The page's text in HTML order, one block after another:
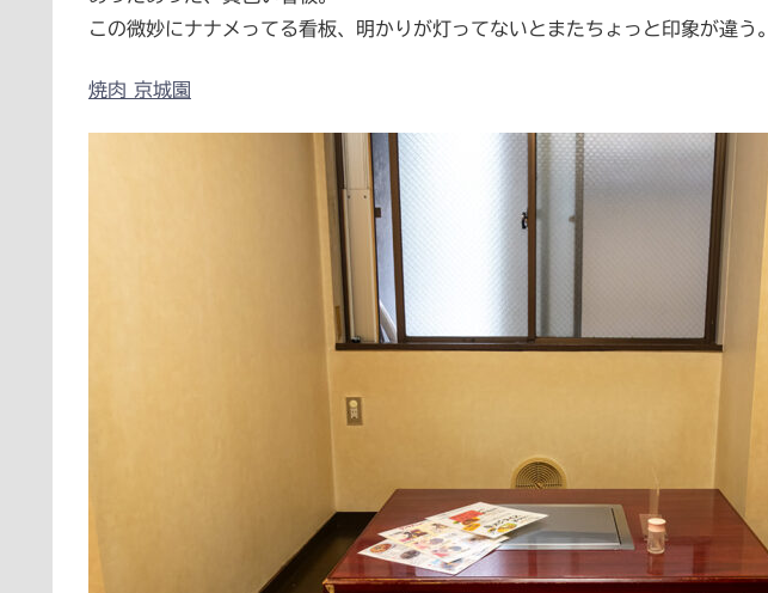
この微妙にナナメってる看板、明かりが灯ってないとまたちょっと印象が違う。
焼肉 京城園